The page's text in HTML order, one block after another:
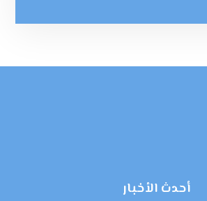
أحدث الأخبار